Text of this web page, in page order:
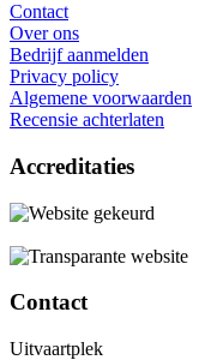
Contact
Over ons
Bedrijf aanmelden
Privacy policy
Algemene voorwaarden
Recensie achterlaten
Accreditaties
Contact
Uitvaartplek